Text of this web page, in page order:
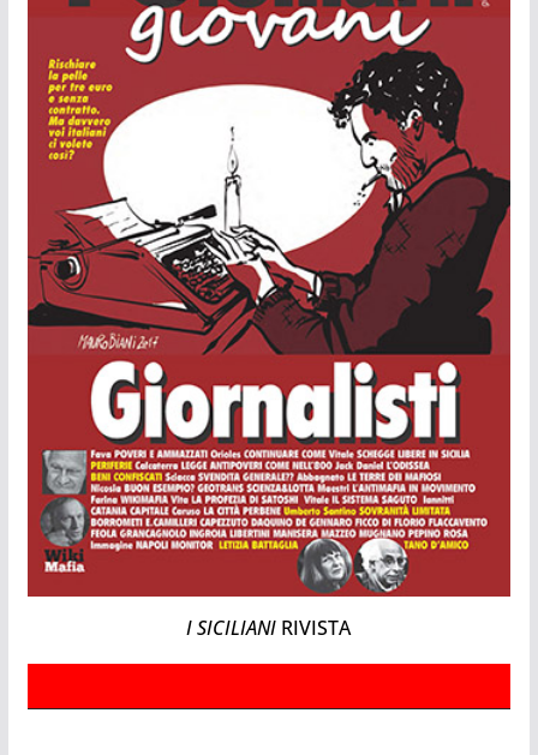
I SICILIANI RIVISTA